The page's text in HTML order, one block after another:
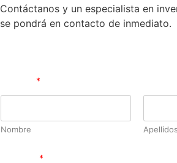
Contáctanos y un especialista en
se pondrá en contacto de inmediato.
Q
u
*
Nombre Apellidos
*